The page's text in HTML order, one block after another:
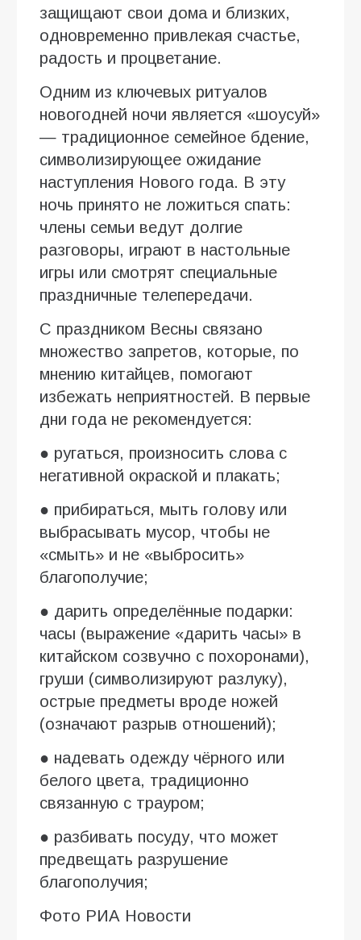
защищают свои дома и близких,
одновременно привлекая счастье,
радость и процветание.
Одним из ключевых ритуалов
новогодней ночи является «шоусуй»
— традиционное семейное бдение,
символизирующее ожидание
наступления Нового года. В эту
ночь принято не ложиться спать:
члены семьи ведут долгие
разговоры, играют в настольные
игры или смотрят специальные
праздничные телепередачи.
С праздником Весны связано
множество запретов, которые, по
мнению китайцев, помогают
избежать неприятностей. В первые
дни года не рекомендуется:
● ругаться, произносить слова с
негативной окраской и плакать;
● прибираться, мыть голову или
выбрасывать мусор, чтобы не
«смыть» и не «выбросить»
благополучие;
● дарить определённые подарки:
часы (выражение «дарить часы» в
китайском созвучно с похоронами),
груши (символизируют разлуку),
острые предметы вроде ножей
(означают разрыв отношений);
● надевать одежду чёрного или
белого цвета, традиционно
связанную с трауром;
● разбивать посуду, что может
предвещать разрушение
благополучия;
Фото РИА Новости